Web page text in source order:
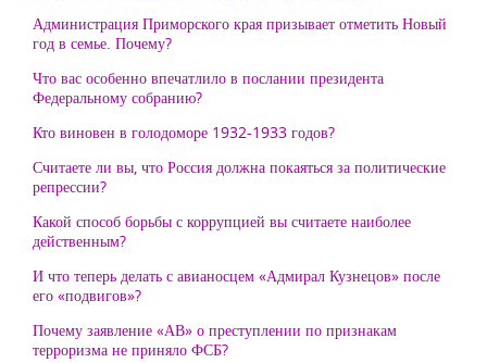
Администрация Приморского края призывает отметить Новый
год в семье. Почему?
Что вас особенно впечатлило в послании президента
Федеральному собранию?
Кто виновен в голодоморе 1932-1933 годов?
Считаете ли вы, что Россия должна покаяться за политические
репрессии?
Какой способ борьбы с коррупцией вы считаете наиболее
действенным?
И что теперь делать с авианосцем «Адмирал Кузнецов» после
его «подвигов»?
Почему заявление «АВ» о преступлении по признакам
терроризма не приняло ФСБ?